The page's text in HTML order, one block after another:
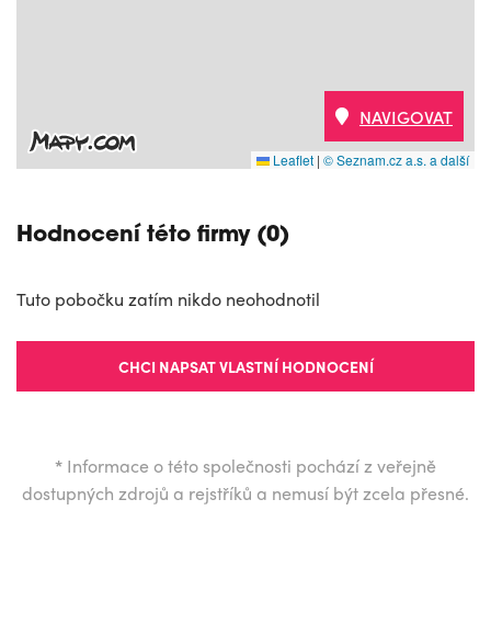
Leaflet | © Seznam.cz a.s. a další
NAVIGOVAT
Hodnocení této firmy (0)
Tuto pobočku zatím nikdo neohodnotil
CHCI NAPSAT VLASTNÍ HODNOCENÍ
* Informace o této společnosti pochází z veřejně
dostupných zdrojů a rejstříků a nemusí být zcela přesné.